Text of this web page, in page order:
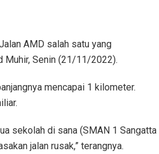
AMD salah satu yang
Muhir, Senin (21/11/2022).
mencapai 1 kilometer.
sekolah di sana (SMAN 1 Sangatta
jalan rusak,” terangnya.